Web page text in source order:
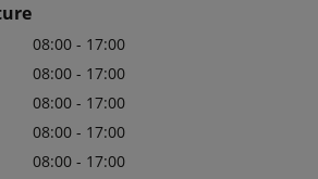
08:00 - 17:00
08:00 - 17:00
08:00 - 17:00
08:00 - 17:00
08:00 - 17:00